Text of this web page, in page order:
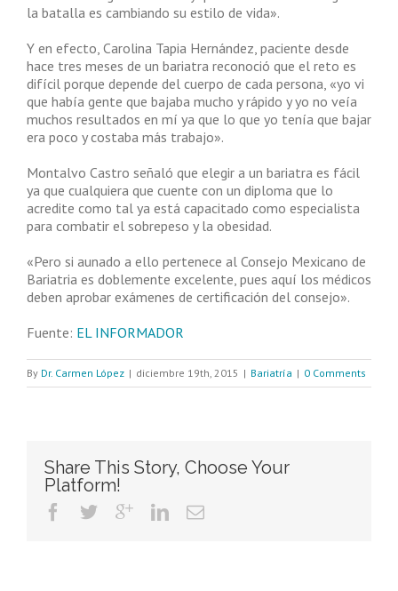
la batalla es cambiando su estilo de vida».
Y en efecto, Carolina Tapia Hernández, paciente desde
hace tres meses de un bariatra reconoció que el reto es
difícil porque depende del cuerpo de cada persona, «yo vi
que había gente que bajaba mucho y rápido y yo no veía
muchos resultados en mí ya que lo que yo tenía que bajar
era poco y costaba más trabajo».
Montalvo Castro señaló que elegir a un bariatra es fácil
ya que cualquiera que cuente con un diploma que lo
acredite como tal ya está capacitado como especialista
para combatir el sobrepeso y la obesidad.
«Pero si aunado a ello pertenece al Consejo Mexicano de
Bariatria es doblemente excelente, pues aquí los médicos
deben aprobar exámenes de certificación del consejo».
Fuente: EL INFORMADOR
By Dr. Carmen López | diciembre 19th, 2015 | Bariatría | 0 Comments
Share This Story, Choose Your
Platform!